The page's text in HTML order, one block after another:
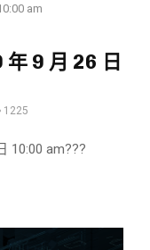
am
9 月 26 日
1225
10:00 am???